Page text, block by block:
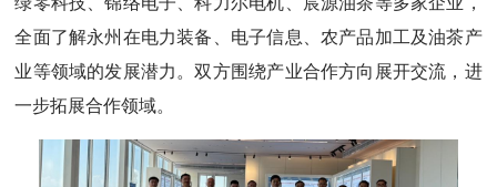
全面了解永州在电力装备、电子信息、农产品加工及油茶产
业等领域的发展潜力。双方围绕产业合作方向展开交流，进
一步拓展合作领域。